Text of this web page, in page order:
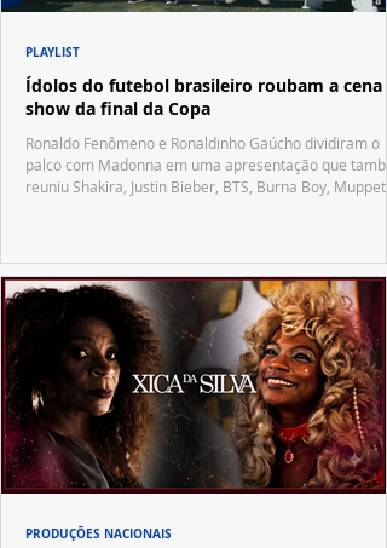
Ídolos do futebol brasileiro roubam a cena
show da final da Copa
Ronaldo Fenômeno e Ronaldinho Gaúcho dividiram o
palco com Madonna em uma apresentação que
reuniu Shakira, Justin Bieber, BTS, Burna Boy, Muppets,
PLAYLIST
PRODUÇÕES NACIONAIS